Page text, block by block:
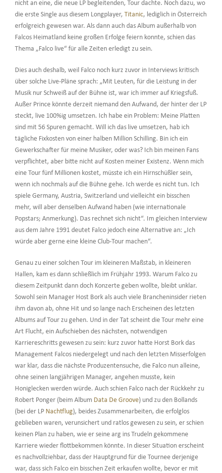
nicht an eine, die neue LP begleitenden, Tour dachte. Noch dazu, wo
die erste Single aus diesem Longplayer, Titanic, lediglich in Österreich
erfolgreich gewesen war. Als dann auch das Album außerhalb von
Falcos Heimatland keine großen Erfolge feiern konnte, schien das
Thema „Falco live“ für alle Zeiten erledigt zu sein.
Dies auch deshalb, weil Falco noch kurz zuvor in Interviews kritisch
über solche Live-Pläne sprach: „Mit Leuten, für die Leistung in der
Musik nur Schweiß auf der Bühne ist, war ich immer auf Kriegsfuß.
Außer Prince könnte derzeit niemand den Aufwand, der hinter der LP
steckt, live 100%ig umsetzen. Ich habe ein Problem: Meine Platten
sind mit 56 Spuren gemacht. Will ich das live umsetzen, hab ich
tägliche Fixkosten von einer halben Million Schilling. Bin ich ein
Gewerkschafter für meine Musiker, oder was? Ich bin meinen Fans
verpflichtet, aber bitte nicht auf Kosten meiner Existenz. Wenn mich
eine Tour fünf Millionen kostet, müsste ich ein Hirnschüßler sein,
wenn ich nochmals auf die Bühne gehe. Ich werde es nicht tun. Ich
spiele Germany, Austria, Switzerland und vielleicht ein bisschen
mehr, will aber denselben Aufwand haben (wie internationale
Popstars; Anmerkung). Das rechnet sich nicht“. Im gleichen Interview
aus dem Jahre 1991 deutet Falco jedoch eine Alternative an: „Ich
würde aber gerne eine kleine Club-Tour machen“.
Genau zu einer solchen Tour im kleineren Maßstab, in kleineren
Hallen, kam es dann schließlich im Frühjahr 1993. Warum Falco zu
diesem Zeitpunkt dann doch Konzerte geben wollte, bleibt unklar.
Sowohl sein Manager Host Bork als auch viele Brancheninsider rieten
ihm davon ab, ohne Hit und so lange nach Erscheinen des letzten
Albums auf Tour zu gehen. Und in der Tat scheint die Tour mehr eine
Art Flucht, ein Aufschieben des nächsten, notwendigen
Karriereschritts gewesen zu sein: kurz zuvor hatte Horst Bork das
Management Falcos niedergelegt und nach den letzten Misserfolgen
war klar, dass die nächste Produzentensuche, die Falco nun alleine,
ohne seinen langjährigen Manager, angehen musste, kein
Honiglecken werden würde. Auch schien Falco nach der Rückkehr zu
Robert Ponger (beim Album Data De Groove) und zu den Bollands
(bei der LP Nachtflug), beides Zusammenarbeiten, die erfolglos
geblieben waren, verunsichert und ratlos gewesen zu sein, er schien
keinen Plan zu haben, wie er seine arg ins Trudeln gekommene
Karriere wieder flottbekommen könnte. In dieser Situation erscheint
es nachvollziehbar, dass der Hauptgrund für die Tournee derjenige
war, dass sich Falco ein bisschen Zeit erkaufen wollte, bevor er mit